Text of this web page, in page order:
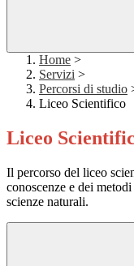
Home >
Servizi >
Percorsi di studio
Liceo Scientifico
Liceo
Il percorso del liceo
conoscenze e dei
scienze naturali.